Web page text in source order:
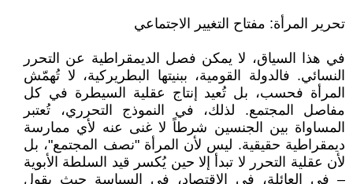
تحرير المرأة: مفتاح التغيير الاجتماعي
في هذا السياق، لا يمكن فصل الديمقراطية عن التحرر
النسائي. فالدولة القومية، ببنيتها البطريركية، لا تُهمّش
المرأة فحسب، بل تُعيد إنتاج عقلية السيطرة في كل
مفاصل المجتمع. لذلك، في النموذج التحرري، تُعتبر
المساواة بين الجنسين شرطاً لا غنى عنه لأي ممارسة
ديمقراطية حقيقية. ليس لأن المرأة "نصف المجتمع"، بل
لأن عقلية التحرر لا تبدأ إلا حين يُكسر قيد السلطة الأبوية
– في العائلة، في الاقتصاد، في السياسة حيث يقول